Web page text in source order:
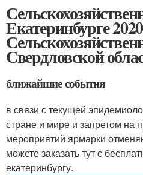
Екатеринбурге
Свердловской
ближайшие события
в связи с текущей
стране и мире и запретом на
мероприятий ярмарки
можете заказать тут с
екатеринбургу.